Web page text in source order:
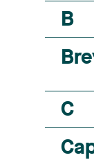
B
C